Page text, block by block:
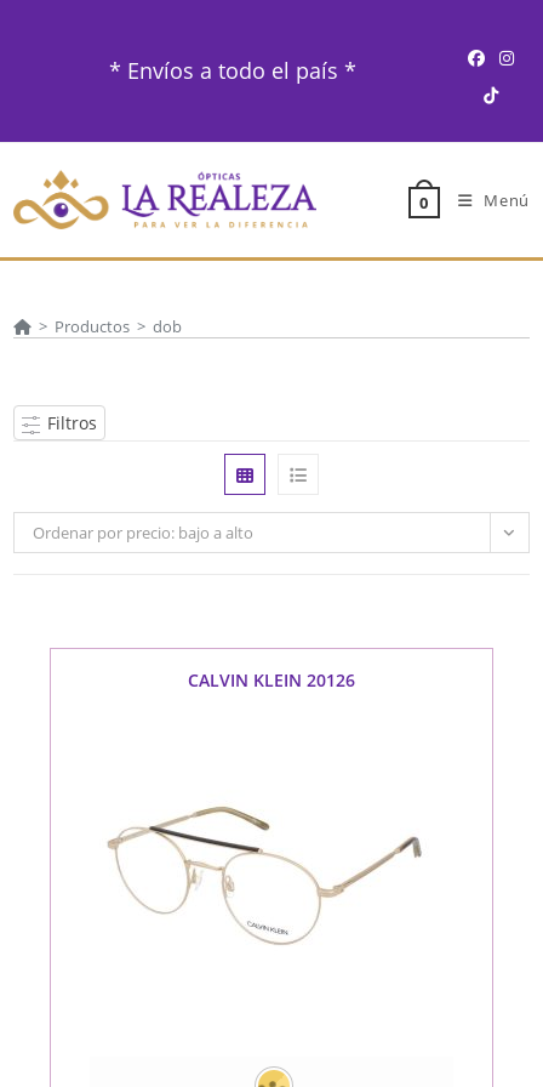
* Envíos a todo el país *
0 Menú
> Productos > dob
Filtros
Ordenar por precio: bajo a alto
CALVIN KLEIN 20126